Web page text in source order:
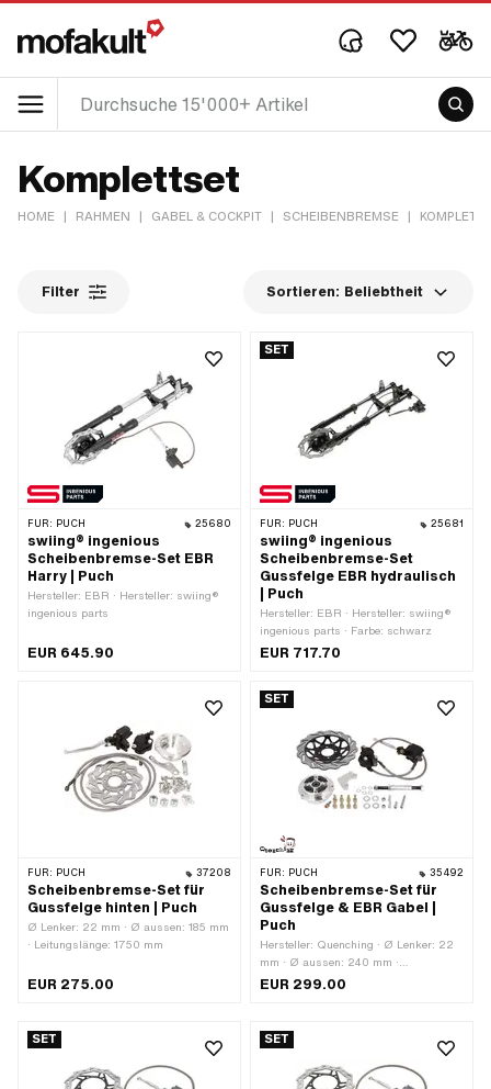
Komplettset
HOME | RAHMEN | GABEL & COCKPIT | SCHEIBENBREMSE |
Filter Sortieren: Beliebtheit
FÜR: PUCH 25680
swiing® ingenious
Scheibenbremse-Set EBR
Harry | Puch
Hersteller: EBR · Hersteller: swiing®
ingenious parts
EUR 645.90
SET
FÜR: PUCH 25681
swiing® ingenious
Scheibenbremse-Set
Gussfelge EBR hydraulisch
| Puch
Hersteller: EBR · Hersteller: swiing®
ingenious parts · Farbe: schwarz
EUR 717.70
FÜR: PUCH 37208
Scheibenbremse-Set für
Gussfelge hinten | Puch
Ø Lenker: 22 mm · Ø aussen: 185 mm
· Leitungslänge: 1750 mm
EUR 275.00
SET
FÜR: PUCH 35492
Scheibenbremse-Set für
Gussfelge & EBR Gabel |
Puch
Hersteller: Quenching · Ø Lenker: 22
mm · Ø aussen: 240 mm ·
Leitungslänge: 850 mm
EUR 299.00
SET SET